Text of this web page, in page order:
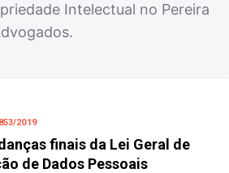
Intelectual no Pereira
2019
finais da Lei Geral de
de Dados Pessoais